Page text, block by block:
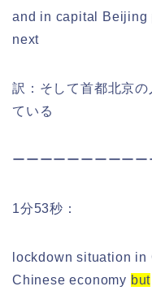
and in capital Beijing
next
訳：そして首都北京
ている
ーーーーーーーーー
1分53秒：
lockdown situation in
Chinese economy but